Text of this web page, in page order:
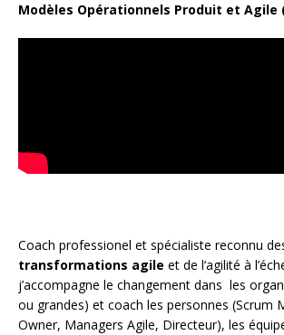
Modèles Opérationnels Produit et Agile
Coach professionel et spécialiste reconnu
transformations agile et de l‘agilité à
j’accompagne le changement dans les
ou grandes) et coach les personnes (Scrum
Owner, Managers Agile, Directeur), les